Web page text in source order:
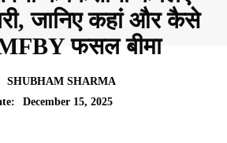
जानिए कहां और कैसे
फसल बीमा
SHUBHAM SHARMA
December 15, 2025